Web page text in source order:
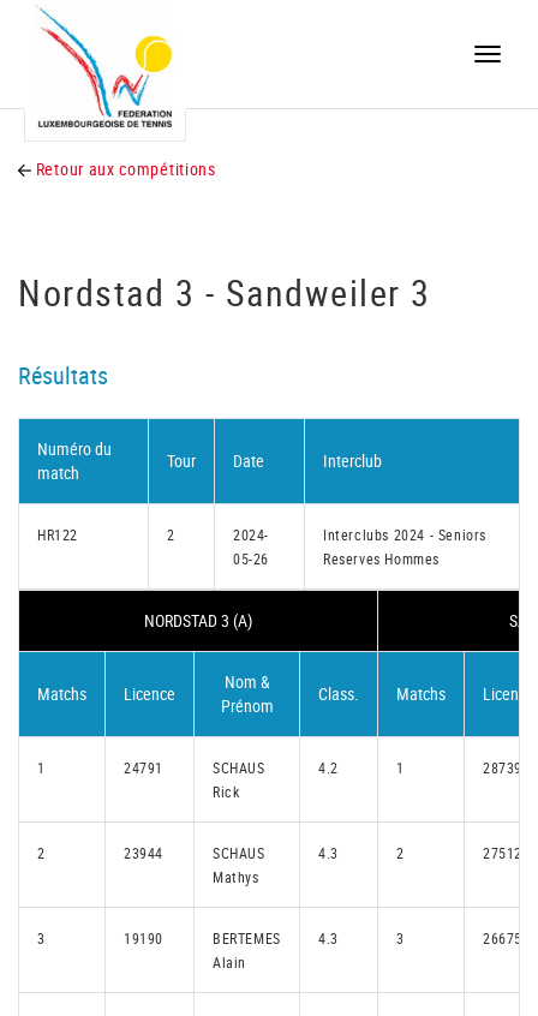
Toggle
Retour aux compétitions
Nordstad 3 - Sandweiler 3
Résultats
Numéro du
match
Tour Date Interclub
HR122 2
2024-
05-26
Interclubs 2024 - Seniors
Reserves Hommes
NORDSTAD 3 (A)
Matchs Licence
Nom &
Prénom
Class. Matchs Licence
1 24791
SCHAUS
Rick
4.2 1 28739
2 23944
SCHAUS
Mathys
4.3 2 27512
3 19190
BERTEMES
Alain
4.3 3 26675